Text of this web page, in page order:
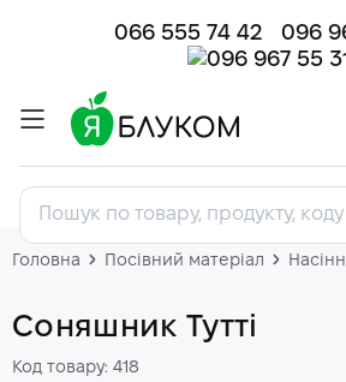
066 555 74 42 096
Головна Посівний матеріал
Соняшник Тутті
Код товару: 418